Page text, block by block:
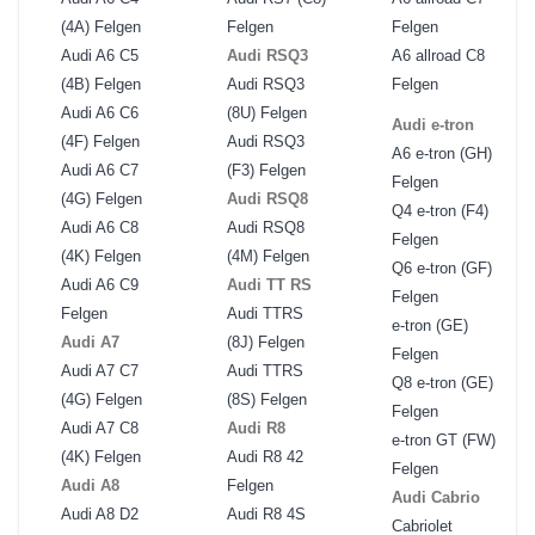
(4A) Felgen
Audi A6 C5
(4B) Felgen
Audi A6 C6
(4F) Felgen
Audi A6 C7
(4G) Felgen
Audi A6 C8
(4K) Felgen
Audi A6 C9
Felgen
Audi A7
Audi A7 C7
(4G) Felgen
Audi A7 C8
(4K) Felgen
Audi A8
Audi A8 D2
Felgen
Audi RSQ3
Audi RSQ3
(8U) Felgen
Audi RSQ3
(F3) Felgen
Audi RSQ8
Audi RSQ8
(4M) Felgen
Audi TT RS
Audi TTRS
(8J) Felgen
Audi TTRS
(8S) Felgen
Audi R8
Audi R8 42
Felgen
Audi R8 4S
Felgen
A6 allroad C8
Felgen
Audi e-tron
A6 e-tron (GH)
Felgen
Q4 e-tron (F4)
Felgen
Q6 e-tron (GF)
Felgen
e-tron (GE)
Felgen
Q8 e-tron (GE)
Felgen
e-tron GT (FW)
Felgen
Audi Cabrio
Cabriolet